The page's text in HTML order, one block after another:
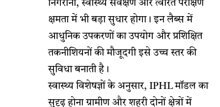
निगरानी, स्वास्थ्य सर्वेक्षण और त्वरित परीक्षण
क्षमता में भी बड़ा सुधार होगा। इन लैब्स में
आधुनिक उपकरणों का उपयोग और प्रशिक्षित
तकनीशियनों की मौजूदगी इसे उच्च स्तर की
सुविधा बनाती है।
स्वास्थ्य विशेषज्ञों के अनुसार, IPHL मॉडल का
सुदृढ़ होना ग्रामीण और शहरी दोनों क्षेत्रों में